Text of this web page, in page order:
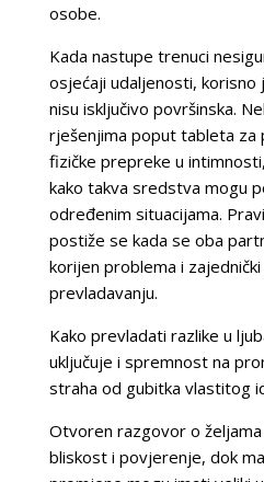
osobe.
Kada nastupe trenuci
osjećaji udaljenosti,
nisu isključivo površinska.
rješenjima poput tableta za
fizičke prepreke u
kako takva sredstva mogu
određenim situacijama.
postiže se kada se oba
korijen problema i
prevladavanju.
Kako prevladati razlike u
uključuje i spremnost na
straha od gubitka vlastitog
Otvoren razgovor o
bliskost i povjerenje, dok